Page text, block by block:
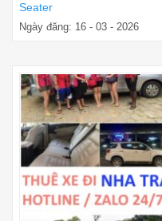
Seater
Ngày đăng: 16 - 03 - 2026